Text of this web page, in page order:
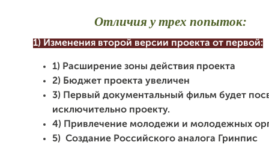
Отличия у трех попыток:
1) Изменения второй версии проекта от первой:
1) Расширение зоны действия проекта
2) Бюджет проекта увеличен
3) Первый документальный фильм будет
исключительно проекту.
4) Привлечение молодежи и молодежных
5) Создание Российского аналога Гринпис